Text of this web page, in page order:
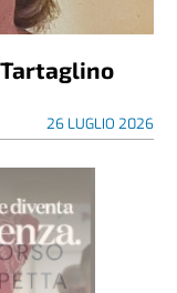
26 LUGLIO 2026